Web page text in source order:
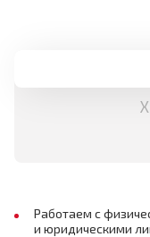
Работаем с
и юридическими